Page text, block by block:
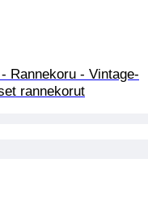
- Rannekoru - Vintage-
rannekorut